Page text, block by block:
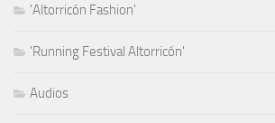
'Altorricón Fashion'
'Running Festival Altorricón'
Audios